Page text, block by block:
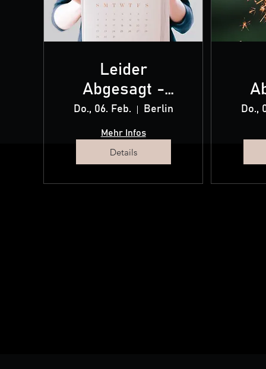
Leider
Abgesagt -
wegen Corona
Do., 06. Feb. Berlin
Mehr Infos
Details
Do.,